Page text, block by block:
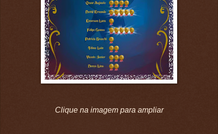
Clique na imagem para ampliar